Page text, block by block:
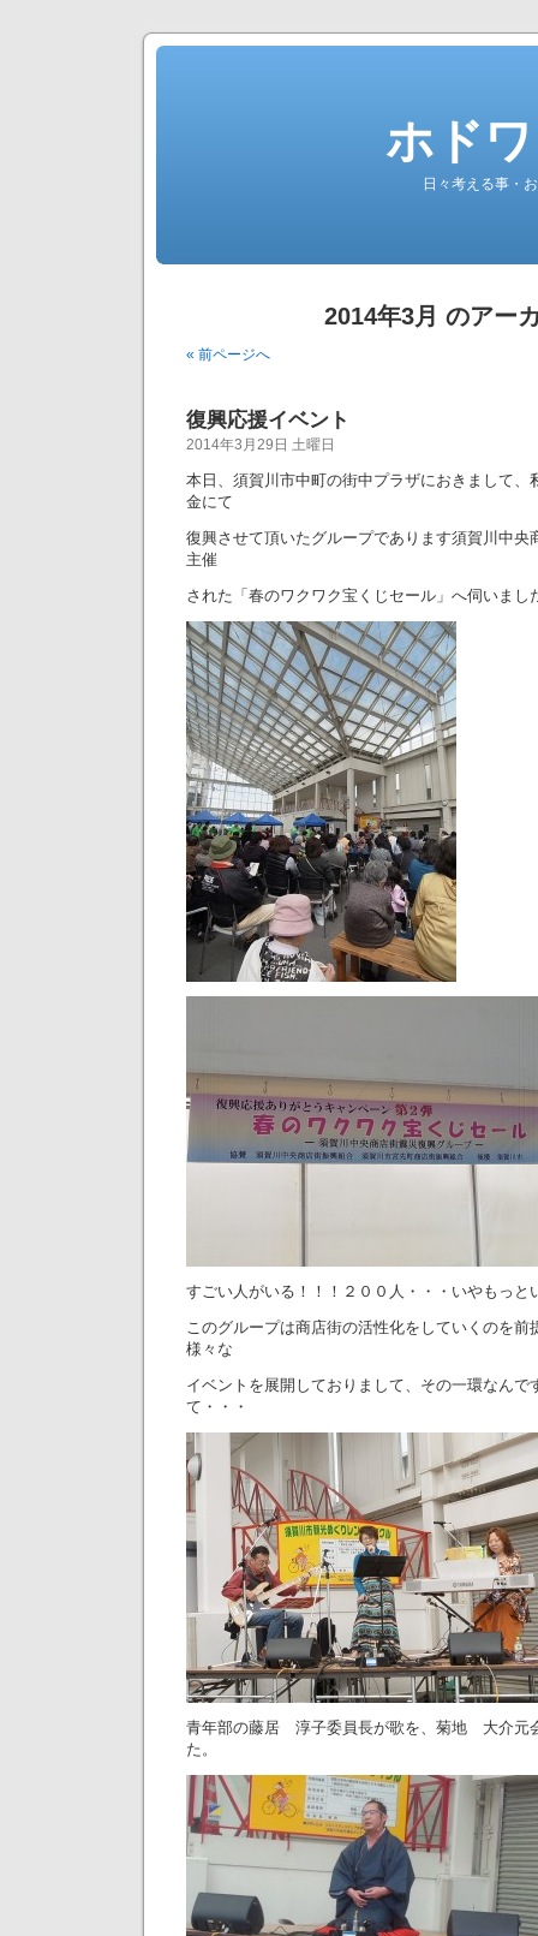
ホド
日々考える事・
2014年3月 のアー
« 前ページへ
復興応援イベント
2014年3月29日 土曜日
本日、須賀川市中町の街中プラザにおきまして、
金にて
復興させて頂いたグループであります須賀川中央
主催
された「春のワクワク宝くじセール」へ伺いまし
すごい人がいる！！！２００人・・・いやもっと
このグループは商店街の活性化をしていくのを前
様々な
イベントを展開しておりまして、その一環なんで
て・・・
青年部の藤居 淳子委員長が歌を、菊地 大介元
た。